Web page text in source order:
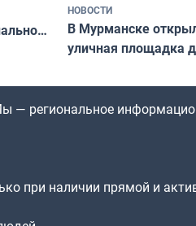
НОВОСТИ
В Мурманске
уличная площадка
— региональное
при наличии прямой и